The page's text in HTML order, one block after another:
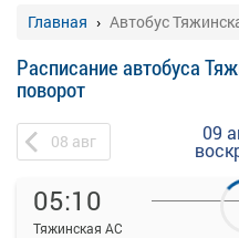
Главная Автобус
Расписание автобуса
поворот
08 авг 09
05:10
Тяжинская АС